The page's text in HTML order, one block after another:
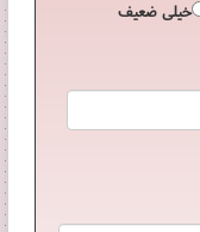
خیلی ضعیف